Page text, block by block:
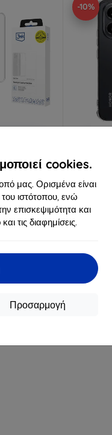
cookies.
μας. Ορισμένα είναι
ιστότοπου, ενώ
επισκεψιμότητα και
τις διαφημίσεις.
Προσαρμογή
400
€
€
σε
-10%
Tactical